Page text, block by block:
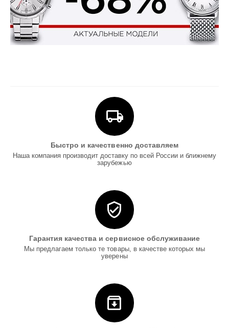
Быстро и качественно доставляем
Наша компания производит доставку по всей России и ближнему
зарубежью
Гарантия качества и сервисное обслуживание
Мы предлагаем только те товары, в качестве которых мы
уверены